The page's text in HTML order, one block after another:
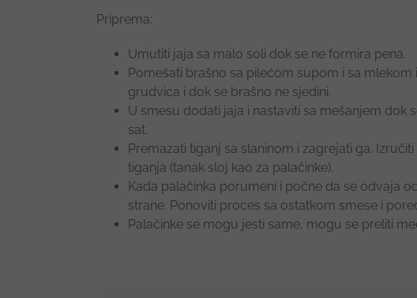
Priprema:
Umutiti jaja sa malo soli dok se ne formira pena.
Pomešati brašno sa pilećom supom i sa
grudvica i dok se brašno ne sjedini.
U smesu dodati jaja i nastaviti sa mešanjem dok
sat.
Premazati tiganj sa slaninom i zagrejati ga.
tiganja (tanak sloj kao za palačinke).
Kada palačinka porumeni i počne da se odvaja
strane. Ponoviti proces sa ostatkom smese i
Palačinke se mogu jesti same, mogu se preliti